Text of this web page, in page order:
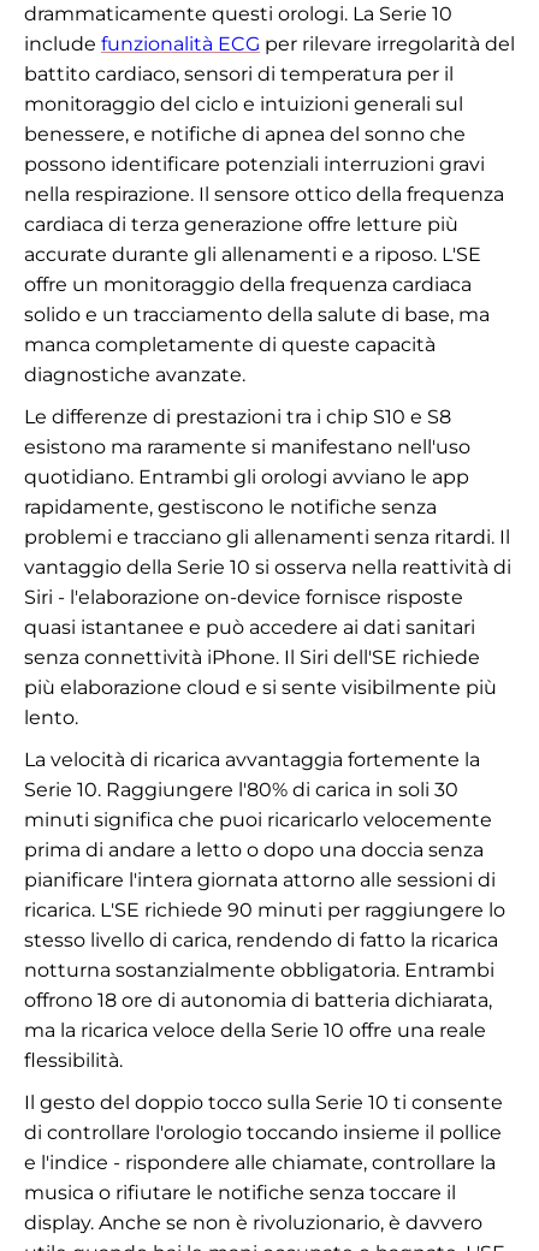
drammaticamente questi orologi. La Serie 10
include funzionalità ECG per rilevare irregolarità del
battito cardiaco, sensori di temperatura per il
monitoraggio del ciclo e intuizioni generali sul
benessere, e notifiche di apnea del sonno che
possono identificare potenziali interruzioni gravi
nella respirazione. Il sensore ottico della frequenza
cardiaca di terza generazione offre letture più
accurate durante gli allenamenti e a riposo. L'SE
offre un monitoraggio della frequenza cardiaca
solido e un tracciamento della salute di base, ma
manca completamente di queste capacità
diagnostiche avanzate.
Le differenze di prestazioni tra i chip S10 e S8
esistono ma raramente si manifestano nell'uso
quotidiano. Entrambi gli orologi avviano le app
rapidamente, gestiscono le notifiche senza
problemi e tracciano gli allenamenti senza ritardi. Il
vantaggio della Serie 10 si osserva nella reattività di
Siri - l'elaborazione on-device fornisce risposte
quasi istantanee e può accedere ai dati sanitari
senza connettività iPhone. Il Siri dell'SE richiede
più elaborazione cloud e si sente visibilmente più
lento.
La velocità di ricarica avvantaggia fortemente la
Serie 10. Raggiungere l'80% di carica in soli 30
minuti significa che puoi ricaricarlo velocemente
prima di andare a letto o dopo una doccia senza
pianificare l'intera giornata attorno alle sessioni di
ricarica. L'SE richiede 90 minuti per raggiungere lo
stesso livello di carica, rendendo di fatto la ricarica
notturna sostanzialmente obbligatoria. Entrambi
offrono 18 ore di autonomia di batteria dichiarata,
ma la ricarica veloce della Serie 10 offre una reale
flessibilità.
Il gesto del doppio tocco sulla Serie 10 ti consente
di controllare l'orologio toccando insieme il pollice
e l'indice - rispondere alle chiamate, controllare la
musica o rifiutare le notifiche senza toccare il
display. Anche se non è rivoluzionario, è davvero